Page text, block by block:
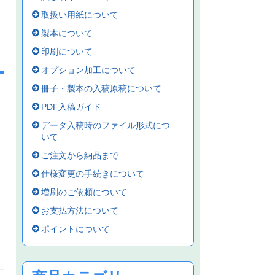
取扱い用紙について
製本について
印刷について
オプション加工について
冊子・製本の入稿原稿について
PDF入稿ガイド
データ入稿時のファイル形式につ
いて
ご注文から納品まで
仕様変更の手続きについて
増刷のご依頼について
お支払方法について
ポイントについて